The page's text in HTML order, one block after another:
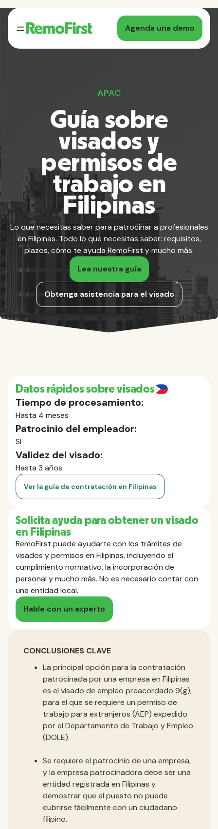
Agenda una demo
APAC
Guía sobre
visados y
permisos de
trabajo en
Filipinas
Lo que necesitas saber para patrocinar a profesionales
en Filipinas. Todo lo que necesitas saber: requisitos,
plazos, cómo te ayuda RemoFirst y mucho más.
Lea nuestra guía
Obtenga asistencia para el visado
CONCLUSIONES CLAVE
La principal opción para la contratación
patrocinada por una empresa en Filipinas
es el visado de empleo preacordado 9(g),
para el que se requiere un permiso de
trabajo para extranjeros (AEP) expedido
por el Departamento de Trabajo y Empleo
(DOLE).
Se requiere el patrocinio de una empresa,
y la empresa patrocinadora debe ser una
entidad registrada en Filipinas y
demostrar que el puesto no puede
cubrirse fácilmente con un ciudadano
filipino.
Datos rápidos sobre visados
Tiempo de procesamiento:
Hasta 4 meses
Patrocinio del empleador:
Sí
Validez del visado:
Hasta 3 años
Ver la guía de contratación en Filipinas
Solicita ayuda para obtener un visado
en Filipinas
RemoFirst puede ayudarte con los trámites de
visados y permisos en Filipinas, incluyendo el
cumplimiento normativo, la incorporación de
personal y mucho más. No es necesario contar con
una entidad local.
Hable con un experto